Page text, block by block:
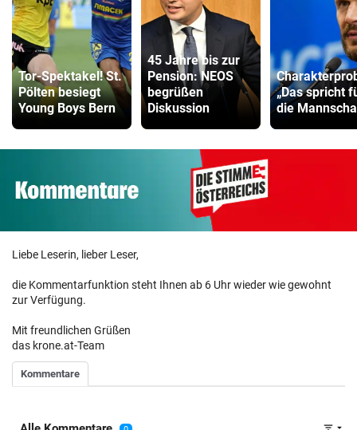
Tor-Spektakel! St.
Pölten besiegt
Young Boys Bern
45 Jahre bis zur
Pension: NEOS
begrüßen
Diskussion
„Das spricht
die
Liebe Leserin, lieber Leser,
die Kommentarfunktion steht Ihnen ab 6 Uhr wieder wie gewohnt
zur Verfügung.
Mit freundlichen Grüßen
das krone.at-Team